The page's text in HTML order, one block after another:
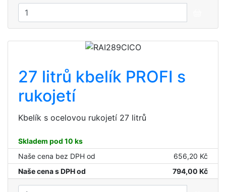
27 litrů kbelík PROFI s
rukojetí
Kbelík s ocelovou rukojetí 27 litrů
Skladem pod 10 ks
Naše cena bez DPH od
656,20 Kč
Naše cena s DPH od
794,00 Kč